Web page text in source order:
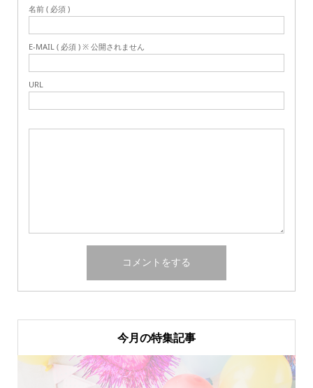
名前 ( 必須 )
E-MAIL ( 必須 ) ※ 公開されません
URL
今月の特集記事